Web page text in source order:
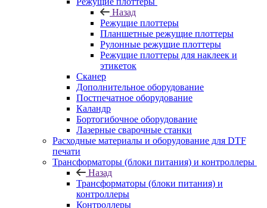
Назад
Режущие плоттеры
Планшетные режущие плоттеры
Рулонные режущие плоттеры
Режущие плоттеры для наклеек и
этикеток
Сканер
Дополнительное оборудование
Постпечатное оборудование
Каландр
Бортогибочное оборудование
Лазерные сварочные станки
Расходные материалы и оборудование для DTF
печати
Трансформаторы (блоки питания) и контроллеры
Назад
Трансформаторы (блоки питания) и
контроллеры
Контроллеры